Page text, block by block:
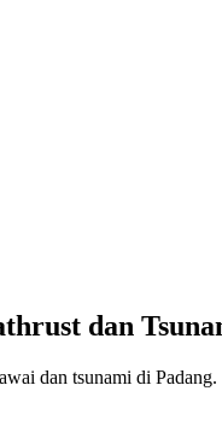
dan
dan tsunami di Padang.